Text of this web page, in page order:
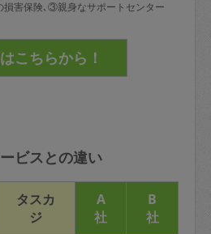
害保険､③親身なサポートセンター
ビスとの違い
タスカ
ジ
A
社
B
社